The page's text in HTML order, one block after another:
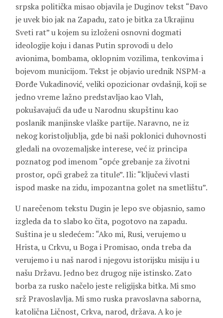
srpska politička misao objavila je Duginov tekst “Đavo
je uvek bio jak na Zapadu, zato je bitka za Ukrajinu
Sveti rat” u kojem su izloženi osnovni dogmati
ideologije koju i danas Putin sprovodi u delo
avionima, bombama, oklopnim vozilima, tenkovima i
bojevom municijom. Tekst je objavio urednik NSPM-a
Đorđe Vukadinović, veliki opozicionar ovdašnji, koji se
jedno vreme lažno predstavljao kao Vlah,
pokušavajući da uđe u Narodnu skupštinu kao
poslanik manjinske vlaške partije. Naravno, ne iz
nekog koristoljublja, gde bi naši poklonici duhovnosti
gledali na ovozemaljske interese, već iz principa
poznatog pod imenom “opće grebanje za životni
prostor, opći grabež za titule”. Ili: “ključevi vlasti
ispod maske na zidu, impozantna golet na smetlištu”.
U narečenom tekstu Dugin je lepo sve objasnio, samo
izgleda da to slabo ko čita, pogotovo na zapadu.
Suština je u sledećem: “Ako mi, Rusi, verujemo u
Hrista, u Crkvu, u Boga i Promisao, onda treba da
verujemo i u naš narod i njegovu istorijsku misiju i u
našu Državu. Jedno bez drugog nije istinsko. Zato
borba za rusko načelo jeste religijska bitka. Mi smo
srž Pravoslavlja. Mi smo ruska pravoslavna saborna,
katolična Ličnost, Crkva, narod, država. A ko je